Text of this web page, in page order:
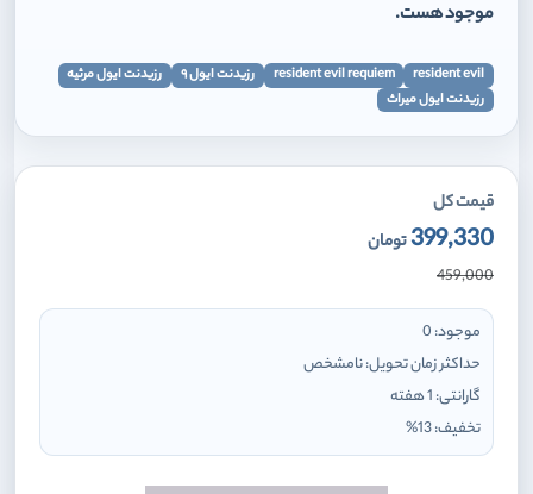
موجود هست.
resident evil
resident evil requiem رزیدنت ایول ۹
رزیدنت ایول مرثیه
رزیدنت ایول میراث
قیمت کل
399,330تومان
459,000
موجود: 0
حداکثر زمان تحویل:نامشخص
گارانتی: 1 هفته
تخفیف:13
%